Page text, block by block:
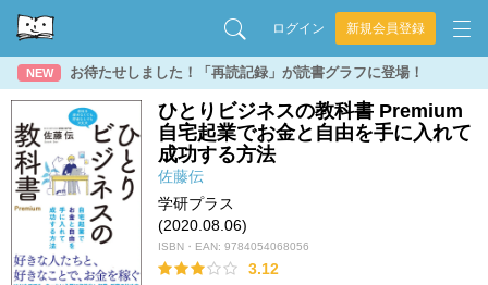
ログイン 新規会員登録
NEW お待たせしました！「再読記録」が読書グラフに登場！
ひとりビジネスの教科書 Premium
自宅起業でお金と自由を手に入れて
成功する方法
佐藤伝
学研プラス
(2020.08.06)
ISBN・EAN: 9784054068056
3.12